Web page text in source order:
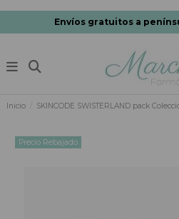
Envíos gratuitos a
Inicio SKINCODE SWISTERLAND pack
Precio Rebajado